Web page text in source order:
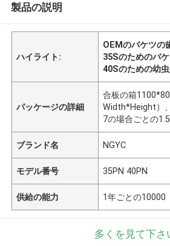
製品の説明
ハイライト:
OEMのバケツの
35Sのためのバ
40Sのための幼
パッケージの詳細
合板の箱
Width*Height）
7の場合ごとの1.5
ブランド名 NGYC
モデル番号 35PN 40PN
供給の能力 1年ごとの10000
多くを見て下さ